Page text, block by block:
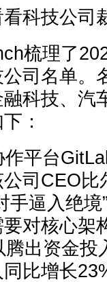
科技公司
梳理了
司名单。
科技、汽
：
平台
公司CEO比
手逼入绝境
对核心架
腾出资金投
比增长